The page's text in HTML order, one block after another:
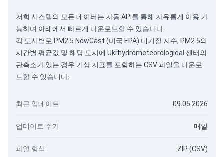
저희 시스템의 모든 데이터는 자동 API 를 통해 자유롭게 이용 가
능하며 아래에서 빠르게 다운로드할 수 있습니다.
각 도시별로 PM2.5 NowCast (미국 EPA) 대기질 지수, PM2.5의
시간별 평균값 및 해당 도시에 Ukrhydrometeorological 센터의
관측소가 있는 경우 기상 지표를 포함하는 CSV 파일을 다운로
드할 수 있습니다.
최근 업데이트 09.05.2026
업데이트 주기 매일
파일 형식 ZIP (CSV)